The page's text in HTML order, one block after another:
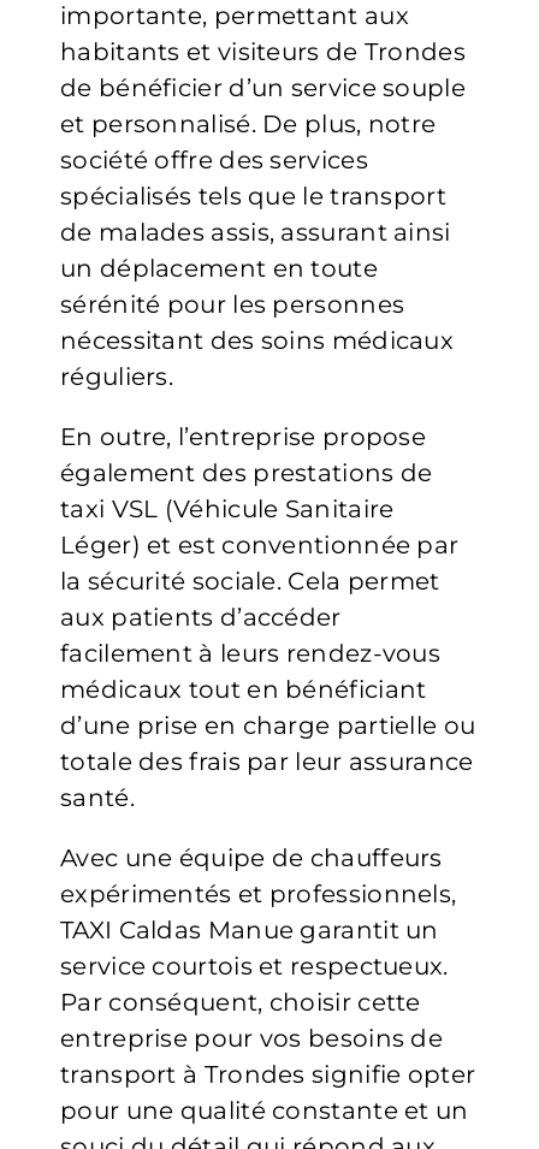
importante, permettant aux
habitants et visiteurs de Trondes
de bénéficier d’un service souple
et personnalisé. De plus, notre
société offre des services
spécialisés tels que le transport
de malades assis, assurant ainsi
un déplacement en toute
sérénité pour les personnes
nécessitant des soins médicaux
réguliers.
En outre, l’entreprise propose
également des prestations de
taxi VSL (Véhicule Sanitaire
Léger) et est conventionnée par
la sécurité sociale. Cela permet
aux patients d’accéder
facilement à leurs rendez-vous
médicaux tout en bénéficiant
d’une prise en charge partielle ou
totale des frais par leur assurance
santé.
Avec une équipe de chauffeurs
expérimentés et professionnels,
TAXI Caldas Manue garantit un
service courtois et respectueux.
Par conséquent, choisir cette
entreprise pour vos besoins de
transport à Trondes signifie opter
pour une qualité constante et un